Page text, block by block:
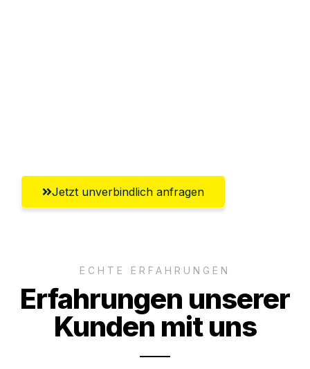
Jetzt unverbindlich anfragen
ECHTE ERFAHRUNGEN
Erfahrungen unserer
Kunden mit uns